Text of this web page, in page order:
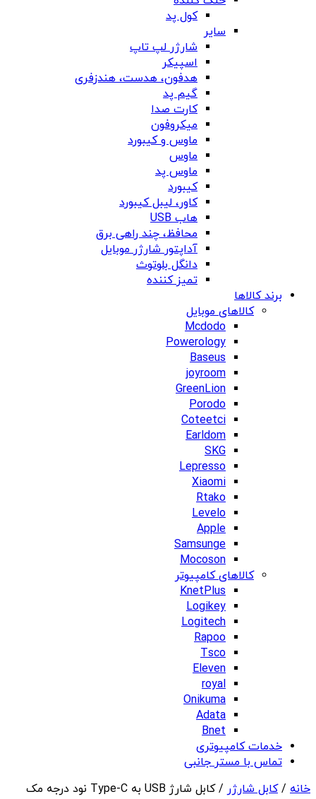
کول پد
سایر
شارژر لپ تاپ
اسپیکر
هدفون، هدست، هندزفری
گیم پد
کارت صدا
میکروفون
ماوس و کیبورد
ماوس
ماوس پد
کیبورد
کاور، لیبل کیبورد
هاب USB
محافظ، چند راهی برق
آداپتور شارژر موبایل
دانگل بلوتوث
تمیز کننده
برند کالاها
کالاهای موبایل
Mcdodo
Powerology
Baseus
joyroom
GreenLion
Porodo
Coteetci
Earldom
SKG
Lepresso
Xiaomi
Rtako
Levelo
Apple
Samsunge
Mocoson
کالاهای کامپیوتر
KnetPlus
Logikey
Logitech
Rapoo
Tsco
Eleven
royal
Onikuma
Adata
Bnet
خدمات کامپیوتری
تماس با مستر جانبی
خانه /کابل شارژر
/ کابل شارژ USB به Type-C نود درجه مک